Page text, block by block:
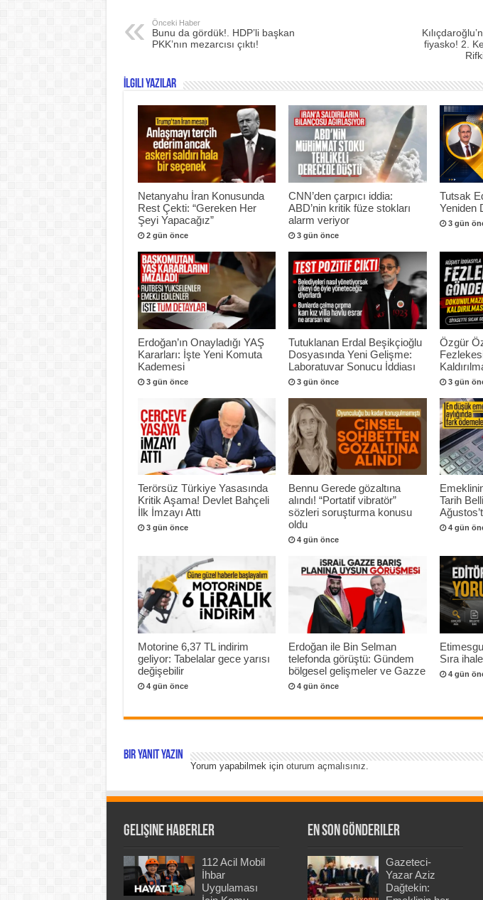
Önceki Haber
Bunu da gördük!. HDP’li başkan
PKK’nın mezarcısı çıktı!
fiyasko! 2.
İlgili Yazılar
Netanyahu İran Konusunda
Rest Çekti: “Gereken Her
Şeyi Yapacağız”
2 gün önce
CNN’den çarpıcı iddia:
ABD’nin kritik füze stokları
alarm veriyor
3 gün önce
Tutsak
Yeniden
3 gün
Erdoğan’ın Onayladığı YAŞ
Kararları: İşte Yeni Komuta
Kademesi
3 gün önce
Tutuklanan Erdal Beşikçioğlu
Dosyasında Yeni Gelişme:
Laboratuvar Sonucu İddiası
3 gün önce
Özgür
3 gün
Terörsüz Türkiye Yasasında
Kritik Aşama! Devlet Bahçeli
İlk İmzayı Attı
3 gün önce
Bennu Gerede gözaltına
alındı! “Portatif vibratör”
sözleri soruşturma konusu
oldu
4 gün önce
Tarih
4 gün
Motorine 6,37 TL indirim
geliyor: Tabelalar gece yarısı
değişebilir
4 gün önce
Erdoğan ile Bin Selman
telefonda görüştü: Gündem
bölgesel gelişmeler ve Gazze
4 gün önce
Sıra
4 gün
Bir yanıt yazın
Yorum yapabilmek için oturum açmalısınız.
Gelişine Haberler
112 Acil Mobil
İhbar
Uygulaması
En Son Gönderiler
Gazeteci-
Yazar Aziz
Dağtekin: